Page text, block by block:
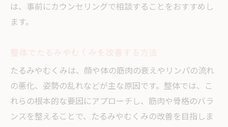
は、事前にカウンセリングで相談することをおすすめし
ます。
たるみやむくみは、顔や体の筋肉の衰えやリンパの流れ
の悪化、姿勢の乱れなどが主な原因です。整体では、こ
れらの根本的な要因にアプローチし、筋肉や骨格のバラ
ンスを整えることで、たるみやむくみの改善を目指しま